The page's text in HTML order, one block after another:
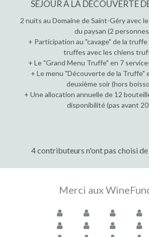
SÉJOUR À LA DÉCOUVERTE
2 nuits au Domaine de Saint-Géry avec
du paysan (2
+ Participation au "cavage" de la
truffes avec les chiens
+ Le "Grand Menu Truffe" en 7
+ Le menu "Découverte de la Truffe"
deuxième soir (hors
+ Une allocation annuelle de 12
disponibilité (pas avant
4 contributeurs n'ont pas choisi
Merci aux